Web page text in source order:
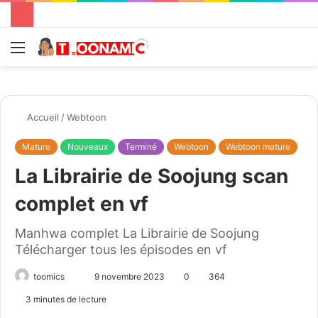
Menu
Accueil /Webtoon
Mature Nouveaux Terminé Webtoon Webtoon mature
La Librairie de Soojung scan
complet en vf
Manhwa complet La Librairie de Soojung
Télécharger tous les épisodes en vf
toomics
n
9 novembre 2023 0 364
3 minutes de lecture